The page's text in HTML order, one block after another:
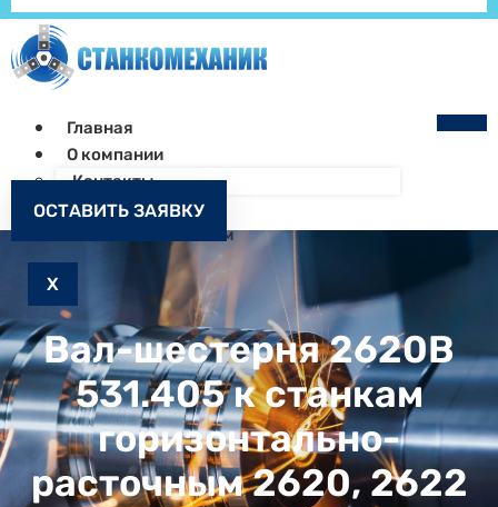
Главная
О компании
Контакты
Как заказать
Запчасти к станкам
X
ОСТАВИТЬ ЗАЯВКУ
Вал-шестерня 2620В
531.405 к станкам
горизонтально-
расточным 2620, 2622